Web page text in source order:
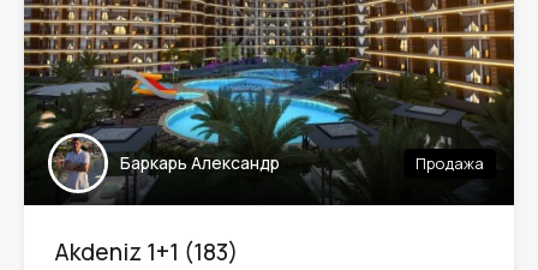
Баркарь Александр Продажа
Akdeniz 1+1 (183)